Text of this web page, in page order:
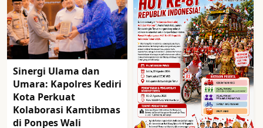
Sinergi Ulama dan
Umara: Kapolres Kediri
Kota Perkuat
Kolaborasi Kamtibmas
di Ponpes Wali